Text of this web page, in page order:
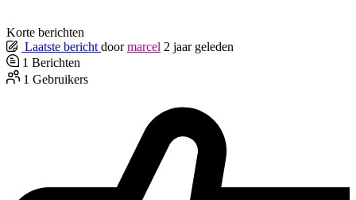
Korte berichten
Laatste bericht door marcel 2 jaar geleden
1 Berichten
1 Gebruikers